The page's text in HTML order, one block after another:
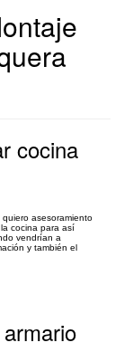
cocina
asesoramiento
cocina para así
vendrían a
y también el